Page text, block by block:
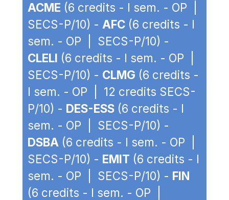
ACME (6 credits - I sem. - OP |
SECS-P/10) - AFC (6 credits - I
sem. - OP | SECS-P/10) -
CLELI (6 credits - I sem. - OP |
SECS-P/10) - CLMG (6 credits -
I sem. - OP | 12 credits SECS-
P/10) - DES-ESS (6 credits - I
sem. - OP | SECS-P/10) -
DSBA (6 credits - I sem. - OP |
SECS-P/10) - EMIT (6 credits - I
sem. - OP | SECS-P/10) - FIN
(6 credits - I sem. - OP |